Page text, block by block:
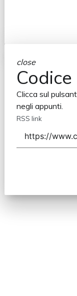
close
Codice
Clicca sul
negli appunti.
RSS link